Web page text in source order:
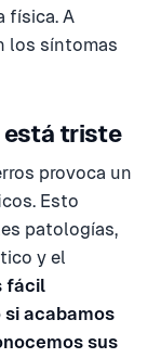
física. A
los síntomas
está triste
provoca un
Esto
patologías,
y el
fácil
acabamos
sus